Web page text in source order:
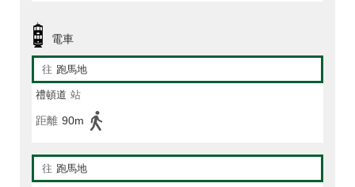
電車
往 跑馬地
禮頓道 站
距離 90m
往 跑馬地